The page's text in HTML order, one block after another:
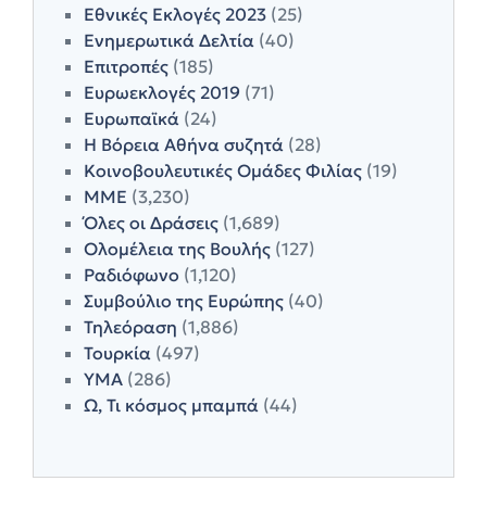
Εθνικές Εκλογές 2023 (25)
Ενημερωτικά Δελτία (40)
Επιτροπές (185)
Ευρωεκλογές 2019 (71)
Ευρωπαϊκά (24)
Η Βόρεια Αθήνα συζητά (28)
Κοινοβουλευτικές Ομάδες Φιλίας (19)
ΜΜΕ (3,230)
Όλες οι Δράσεις (1,689)
Ολομέλεια της Βουλής (127)
Ραδιόφωνο (1,120)
Συμβούλιο της Ευρώπης (40)
Τηλεόραση (1,886)
Τουρκία (497)
ΥΜΑ (286)
Ω, Τι κόσμος μπαμπά (44)